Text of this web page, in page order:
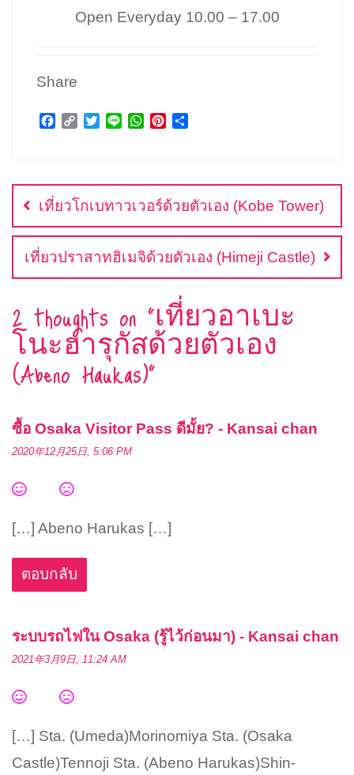
Open Everyday 10.00 – 17.00
Share
b
o
o
k
C
L
i
n
k
t
e
r
W
s
A
p
p
e
r
e
s
e
แนะแนว
เรื่อง
เที่ยวโกเบทาวเวอร์ด้วยตัวเอง (Kobe Tower)
เที่ยวปราสาทฮิเมจิด้วยตัวเอง (Himeji Castle)
2 thoughts on “เที่ยวอาเบะ
โนะฮารุกัสด้วยตัวเอง
(Abeno Haukas)”
ซื้อ Osaka Visitor Pass ดีมั้ย? - Kansai chan
2020年12月25日, 5:06 PM
[…] Abeno Harukas […]
ตอบกลับ
ระบบรถไฟใน Osaka (รู้ไว้ก่อนมา) - Kansai chan
2021年3月9日, 11:24 AM
[…] Sta. (Umeda)Morinomiya Sta. (Osaka
Castle)Tennoji Sta. (Abeno Harukas)Shin-